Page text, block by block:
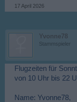
17 April 2026
Yvonne78
Stammspieler
Flugzeiten für
von 10 Uhr bis 22
Name: Yvonne78,